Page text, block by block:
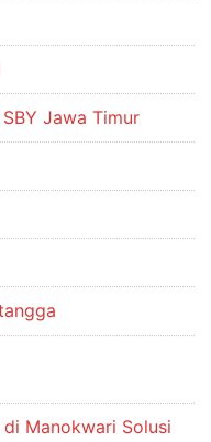
SBY Jawa Timur
Manokwari Solusi